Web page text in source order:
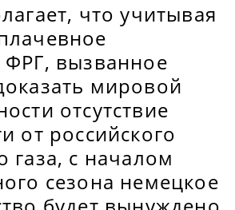
что учитывая
вызванное
мировой
отсутствие
от российского
газа, с началом
сезона немецкое